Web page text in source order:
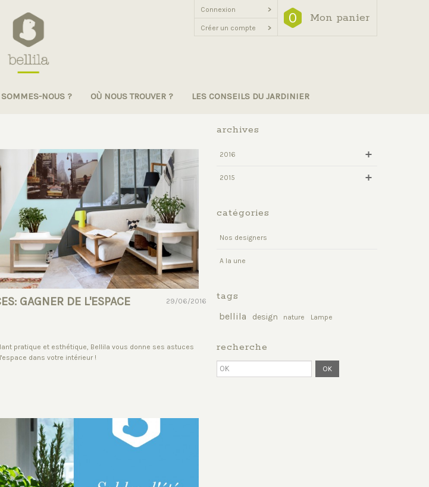
0 Mon panier
Connexion >
Créer un compte >
SOMMES-NOUS ? OÙ NOUS TROUVER ? LES CONSEILS DU JARDINIER
GAGNER DE L'ESPACE 29/06/2016
pratique et esthétique, Bellila vous donne ses astuces
dans votre intérieur !
archives
2016
2015
catégories
Nos designers
A la une
tags
bellila design nature Lampe
recherche
OK